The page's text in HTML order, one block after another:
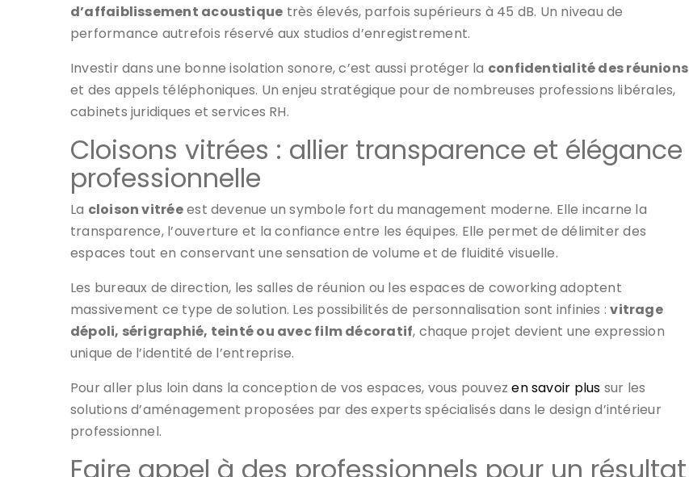
d’affaiblissement acoustique très élevés, parfois supérieurs à 45 dB. Un niveau de
performance autrefois réservé aux studios d’enregistrement.
Investir dans une bonne isolation sonore, c’est aussi protéger la confidentialité des réunions
et des appels téléphoniques. Un enjeu stratégique pour de nombreuses professions libérales,
cabinets juridiques et services RH.
Cloisons vitrées : allier transparence et élégance
professionnelle
La cloison vitréeest devenue un symbole fort du management moderne. Elle incarne la
transparence, l’ouverture et la confiance entre les équipes. Elle permet de délimiter des
espaces tout en conservant une sensation de volume et de fluidité visuelle.
Les bureaux de direction, les salles de réunion ou les espaces de coworking adoptent
massivement ce type de solution. Les possibilités de personnalisation sont infinies :vitrage
dépoli, sérigraphié, teinté ou avec film décoratif, chaque projet devient une expression
unique de l’identité de l’entreprise.
Pour aller plus loin dans la conception de vos espaces, vous pouvezen savoir plus sur les
solutions d’aménagement proposées par des experts spécialisés dans le design d’intérieur
professionnel.
Faire appel à des professionnels pour un résultat